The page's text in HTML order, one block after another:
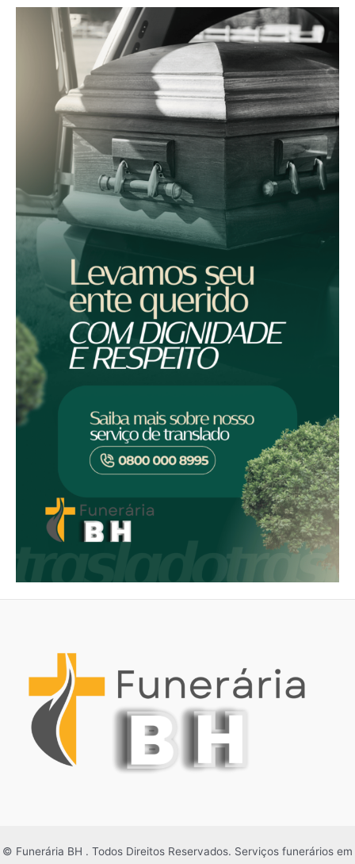
© Funerária BH . Todos Direitos Reservados. Serviços funerários em